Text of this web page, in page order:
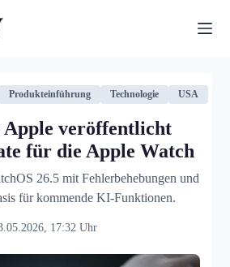
Produkteinführung Technologie USA
Apple veröffentlicht
für die Apple Watch
26.5 mit Fehlerbehebungen und
für kommende KI-Funktionen.
17:32 Uhr